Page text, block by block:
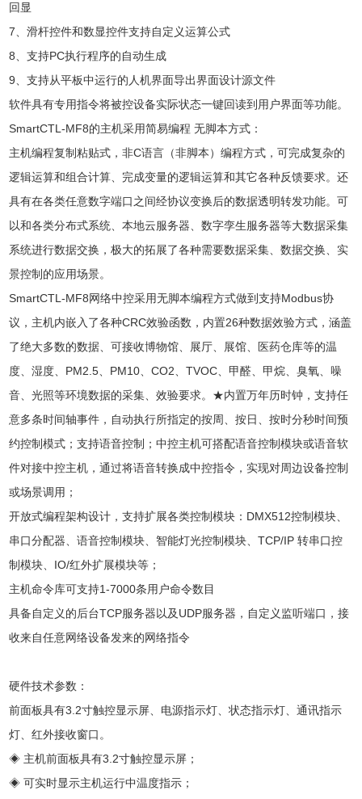
回显
7、滑杆控件和数显控件支持自定义运算公式
8、支持PC执行程序的自动生成
9、支持从平板中运行的人机界面导出界面设计源文件
软件具有专用指令将被控设备实际状态一键回读到用户界面等功能。
SmartCTL-MF8的主机采用简易编程 无脚本方式：
主机编程复制粘贴式，非C语言（非脚本）编程方式，可完成复杂的
逻辑运算和组合计算、完成变量的逻辑运算和其它各种反馈要求。还
具有在各类任意数字端口之间经协议变换后的数据透明转发功能。可
以和各类分布式系统、本地云服务器、数字孪生服务器等大数据采集
系统进行数据交换，极大的拓展了各种需要数据采集、数据交换、实
景控制的应用场景。
SmartCTL-MF8网络中控采用无脚本编程方式做到支持Modbus协
议，主机内嵌入了各种CRC效验函数，内置26种数据效验方式，涵盖
了绝大多数的数据、可接收博物馆、展厅、展馆、医药仓库等的温
度、湿度、PM2.5、PM10、CO2、TVOC、甲醛、甲烷、臭氧、噪
音、光照等环境数据的采集、效验要求。★内置万年历时钟，支持任
意多条时间轴事件，自动执行所指定的按周、按日、按时分秒时间预
约控制模式；支持语音控制；中控主机可搭配语音控制模块或语音软
件对接中控主机，通过将语音转换成中控指令，实现对周边设备控制
或场景调用；
开放式编程架构设计，支持扩展各类控制模块：DMX512控制模块、
串口分配器、语音控制模块、智能灯光控制模块、TCP/IP 转串口控
制模块、IO/红外扩展模块等；
主机命令库可支持1-7000条用户命令数目
具备自定义的后台TCP服务器以及UDP服务器，自定义监听端口，接
收来自任意网络设备发来的网络指令
硬件技术参数：
前面板具有3.2寸触控显示屏、电源指示灯、状态指示灯、通讯指示
灯、红外接收窗口。
◈ 主机前面板具有3.2寸触控显示屏；
◈ 可实时显示主机运行中温度指示；